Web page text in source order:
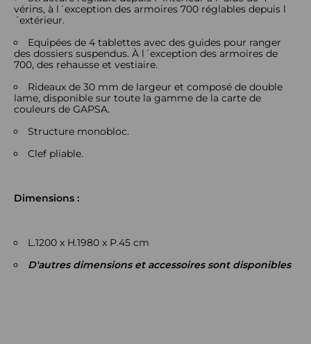
vérins, à l´exception des armoires 700 réglables depuis l
´extérieur.
Equipées de 4 tablettes avec des guides pour ranger
des dossiers suspendus. À l´exception des armoires de
700, des rehausse et vestiaire.
Rideaux de 30 mm de largeur et composé de double
lame, disponible sur toute la gamme de la carte de
couleurs de GAPSA.
Structure monobloc.
Clef pliable.
Dimensions :
L.1200 x H.1980 x P.45 cm
D'autres dimensions et accessoires sont disponibles